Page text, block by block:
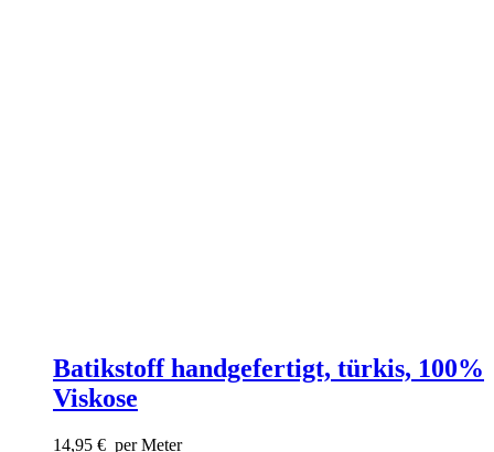
Batikstoff handgefertigt, türkis, 100%
Viskose
14,95 € per Meter